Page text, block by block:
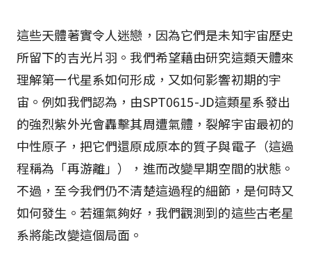
這些天體著實令人迷戀，因為它們是未知宇宙歷史
所留下的吉光片羽。我們希望藉由研究這類天體來
理解第一代星系如何形成，又如何影響初期的宇
宙。例如我們認為，由SPT0615-JD這類星系發出
的強烈紫外光會轟擊其周遭氣體，裂解宇宙最初的
中性原子，把它們還原成原本的質子與電子（這過
程稱為「再游離」），進而改變早期空間的狀態。
不過，至今我們仍不清楚這過程的細節，是何時又
如何發生。若運氣夠好，我們觀測到的這些古老星
系將能改變這個局面。